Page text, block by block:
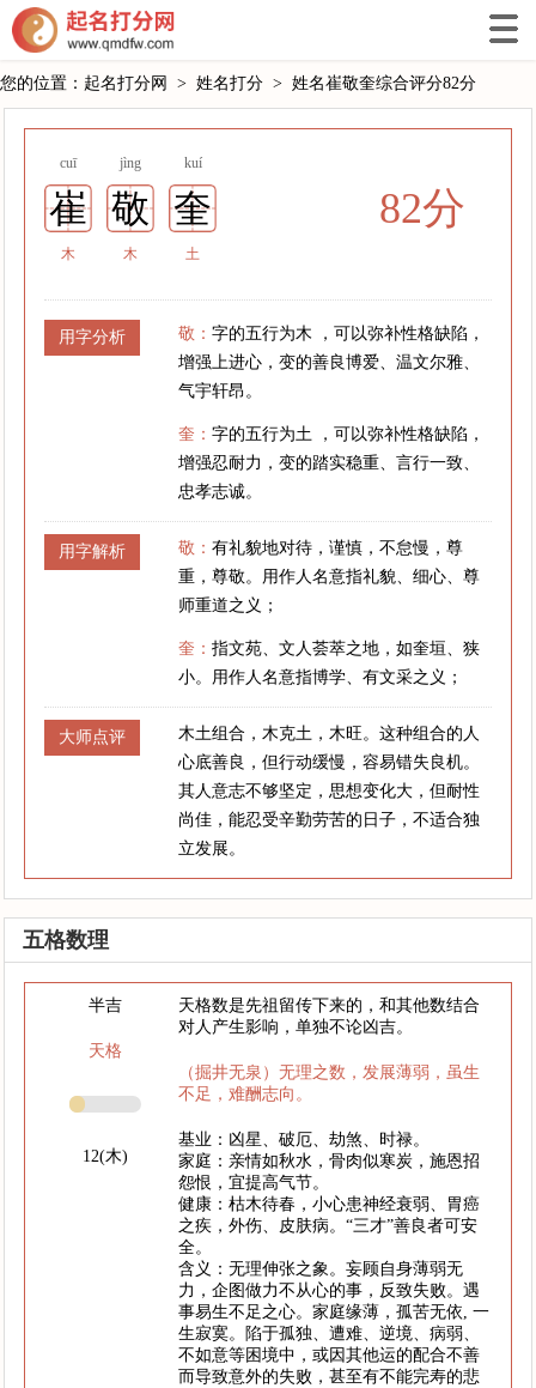
您的位置： 起名打分网 > 姓名打分 > 姓名崔敬奎综合评分82分
cuī jìng kuí
崔 敬 奎
木 木 土
82分
用字分析 敬：字的五行为木 ，可以弥补性格缺陷，
增强上进心，变的善良博爱、温文尔雅、
气宇轩昂。
奎：字的五行为土 ，可以弥补性格缺陷，
增强忍耐力，变的踏实稳重、言行一致、
忠孝志诚。
用字解析 敬：有礼貌地对待，谨慎，不怠慢，尊
重，尊敬。用作人名意指礼貌、细心、尊
师重道之义；
奎：指文苑、文人荟萃之地，如奎垣、狭
小。用作人名意指博学、有文采之义；
大师点评
木土组合，木克土，木旺。这种组合的人
心底善良，但行动缓慢，容易错失良机。
其人意志不够坚定，思想变化大，但耐性
尚佳，能忍受辛勤劳苦的日子，不适合独
立发展。
五格数理
半吉
天格
12(木)
天格数是先祖留传下来的，和其他数结合
对人产生影响，单独不论凶吉。
（掘井无泉）无理之数，发展薄弱，虽生
不足，难酬志向。
基业：凶星、破厄、劫煞、时禄。
家庭：亲情如秋水，骨肉似寒炭，施恩招
怨恨，宜提高气节。
健康：枯木待春，小心患神经衰弱、胃癌
之疾，外伤、皮肤病。“三才”善良者可安
全。
含义：无理伸张之象。妄顾自身薄弱无
力，企图做力不从心的事，反致失败。遇
事易生不足之心。家庭缘薄，孤苦无依, 一
生寂寞。陷于孤独、遭难、逆境、病弱、
不如意等困境中，或因其他运的配合不善
而导致意外的失败，甚至有不能完寿的悲